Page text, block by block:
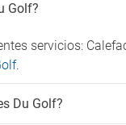
Golf?
servicios:
.
Du Golf?